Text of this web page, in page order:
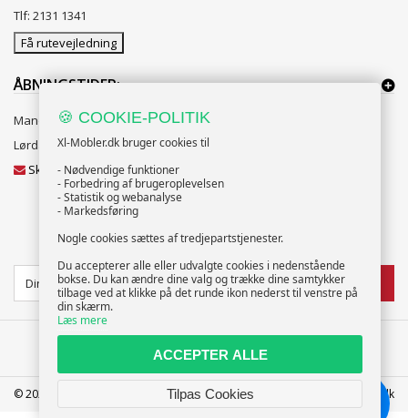
© 2025 XL-Møbler ApS | CVR: 39586207 | FREDERICIA | info@xl-mobler.dk
Tlf: 2131 1341
Få rutevejledning
ÅBNINGSTIDER:
Mandag til Fredag 10:00 til 18:00
Lørdag og Søndag 10:00 til 16:00
Skriv til vores kundeservice
NYHEDSBREV
TILMELD
🍪 COOKIE-POLITIK
Xl-Mobler.dk bruger cookies til
- Nødvendige funktioner
- Forbedring af brugeroplevelsen
- Statistik og webanalyse
- Markedsføring
Nogle cookies sættes af tredjepartstjenester.
Du accepterer alle eller udvalgte cookies i nedenstående
bokse. Du kan ændre dine valg og trække dine samtykker
tilbage ved at klikke på det runde ikon nederst til venstre på
din skærm.
Læs mere
ACCEPTER ALLE
Tilpas Cookies